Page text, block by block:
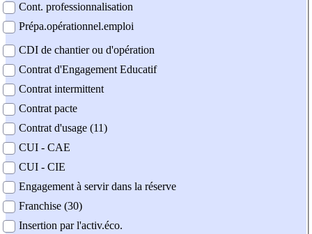
Cont. professionnalisation
Prépa.opérationnel.emploi
CDI de chantier ou d'opération
Contrat d'Engagement Educatif
Contrat intermittent
Contrat pacte
Contrat d'usage (11)
CUI - CAE
CUI - CIE
Engagement à servir dans la réserve
Franchise (30)
Insertion par l'activ.éco.